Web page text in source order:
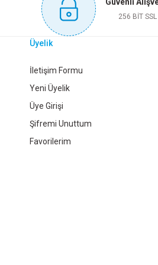
Sepete Ekle
DMAX MOTOR VE
256 BİT SSL
Üyelik
İletişim Formu
Yeni Üyelik
Üye Girişi
Şifremi Unuttum
Favorilerim